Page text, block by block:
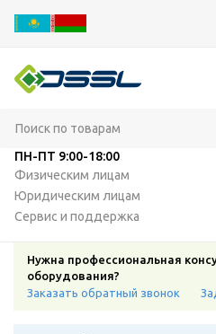
ПН-ПТ 9:00-18:00
Физическим лицам
Юридическим лицам
Сервис и поддержка
Нужна профессиональная
оборудования?
Заказать обратный звонок